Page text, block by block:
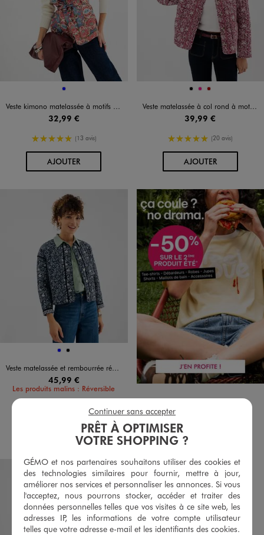
Disponible en 1 coloris
BLEU
Veste kimono matelassée à motifs fleuris femme
32,99 €
5/5 de moyenne
(13 avis)
AJOUTERAU PANIER
Disponible en 3 coloris
NOIRROSE FONCE
ROUGE FONCE
Veste matelassée à col rond à motifs femme
39,99 €
5/5 de moyenne
(20 avis)
AJOUTERAU PANIER
Disponible en 2 coloris
BLEUNOIR
Veste matelassée et rembourrée réversible femme
45,99 €
Les produits malins : Réversible
5/5 de moyenne
(37 avis)
AU PANIER
PRÊT À OPTIMISER
VOTRE SHOPPING ?
GÉMO et nos partenaires souhaitons utiliser des cookies et
des technologies similaires pour fournir, mettre à jour,
améliorer nos services et personnaliser les annonces. Si vous
l'acceptez, nous pourrons stocker, accéder et traiter des
données personnelles telles que vos visites à ce site web, les
adresses IP, les informations de votre compte utilisateur
telles que votre adresse e-mail et les identifiants des cookies.
Continuer sans accepter